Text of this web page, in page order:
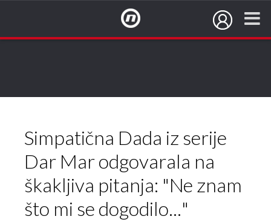
Simpatična Dada iz serije
Dar Mar odgovarala na
škakljiva pitanja: "Ne znam
što mi se dogodilo..."